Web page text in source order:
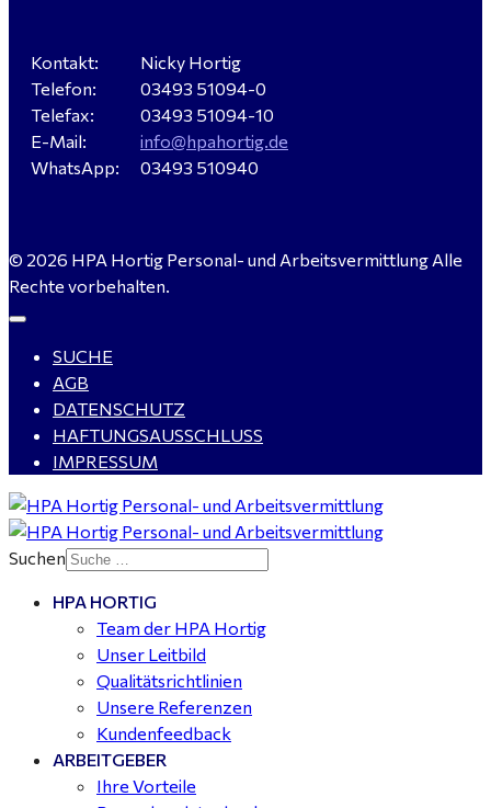
Verkäufer / Fachberater (m/w/d) - Baustoffe Fliesen -
für Dessau-Roßlau gesucht
gesucht - ab 4.500,00 €
WIG-Schweißer / Vorrichter (m/w/d) Anlagen- und
Rohrleitungsbau - Tagschicht - Leuna ab 20 €
gesucht für Halle (Saale) - ab 4.000 €
Buchhalter (m/w/d) für Halle (Saale) gesucht - TZ 20-
Kontakt:
Telefon:
Telefax:
E-Mail:
WhatsApp:
Nicky Hortig
03493 51094-0
03493 51094-10
info@hpahortig.de
03493 510940
© 2026 HPA Hortig Personal- und Arbeitsvermittlung Alle
Rechte vorbehalten.
SUCHE
AGB
DATENSCHUTZ
HAFTUNGSAUSSCHLUSS
IMPRESSUM
Suchen
HPA HORTIG
Team der HPA Hortig
Unser Leitbild
Qualitätsrichtlinien
Unsere Referenzen
Kundenfeedback
ARBEITGEBER
Ihre Vorteile